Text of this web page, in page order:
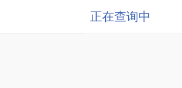
正在查询中